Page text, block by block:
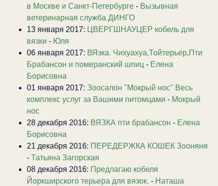
в Москве и Санкт-Петербурге - Вызывная
ветеринарная служба ДИНГО
13 января 2017: ЦВЕРГШНАУЦЕР кобель для
вязки - Юля
06 января 2017: ВЯзка. Чихуахуа,Тойтерьер,Пти
Брабансон и померанский шпиц - Елена
Борисовна
01 января 2017: Зоосалон "Мокрый нос" Весь
комплекс услуг за Вашими питомцами - Мокрый
нос
28 декабря 2016: ВЯЗКА пти брабансон - Елена
Борисовна
21 декабря 2016: ПЕРЕДЕРЖКА КОШЕК Зооняня
- Татьяна Загорская
08 декабря 2016: Предлагаю кобеля
Йоркширского терьера для вязок. - Наташа